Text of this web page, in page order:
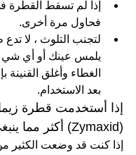
إذا لم تسقط القطرة
فحاول مرة أخرى.
لتجنب التلوث ، لا
يلمس عينك أو أي
الغطاء وأغلق القنينة
بعد الاستخدام.
إذا أستخدمت قطرة
(Zymaxid) أكثر مما ينبغي:
إذا كنت قد وضعت الكثير